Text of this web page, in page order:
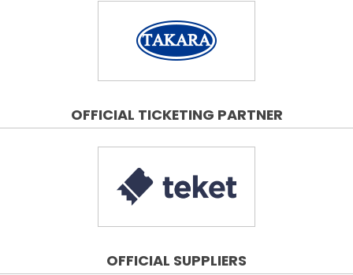
OFFICIAL TICKETING PARTNER
OFFICIAL SUPPLIERS